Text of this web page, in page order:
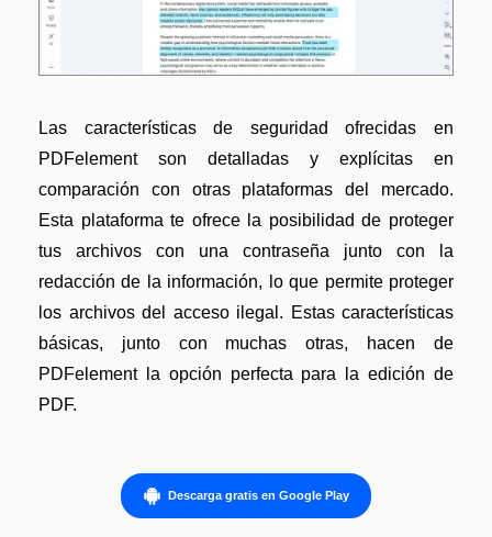
Las características de seguridad ofrecidas en
PDFelement son detalladas y explícitas en
comparación con otras plataformas del mercado.
Esta plataforma te ofrece la posibilidad de proteger
tus archivos con una contraseña junto con la
redacción de la información, lo que permite proteger
los archivos del acceso ilegal. Estas características
básicas, junto con muchas otras, hacen de
PDFelement la opción perfecta para la edición de
PDF.
Descarga gratis en Google Play